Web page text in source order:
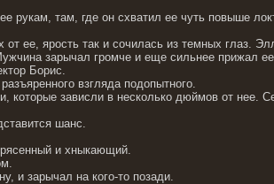
там, где он схватил ее чуть повыше
ее, ярость так и сочилась из темных глаз.
зарычал громче и еще сильнее прижал
Борис.
взгляда подопытного.
которые зависли в несколько дюймов от нее.
шанс.
и хныкающий.
и зарычал на кого-то позади.